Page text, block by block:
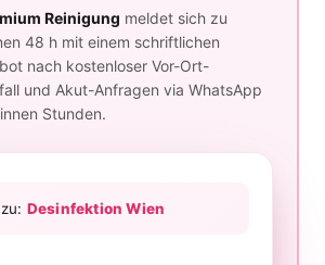
Reinigung meldet sich zu
48 h mit einem schriftlichen
nach kostenloser Vor-Ort-
und Akut-Anfragen via WhatsApp
Stunden.
Desinfektion Wien